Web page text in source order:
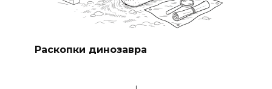
Раскопки динозавра